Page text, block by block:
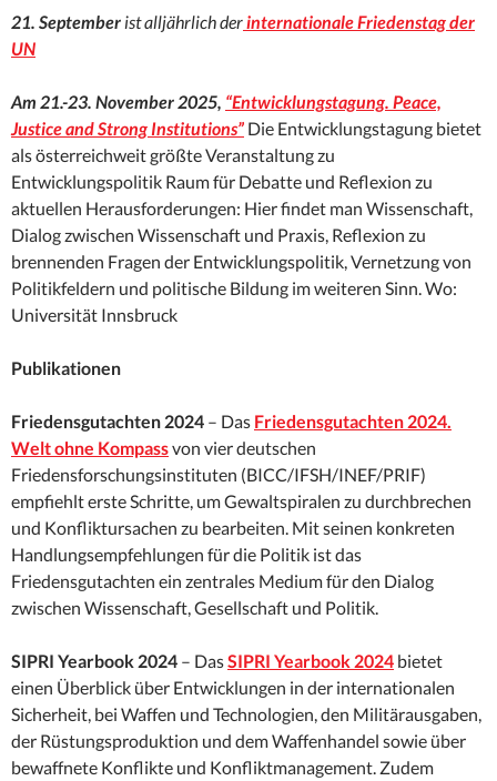
21. September ist alljährlich derinternationale Friedenstag der
UN
Am 21.-23. November 2025, “Entwicklungstagung. Peace,
Justice and Strong Institutions” Die Entwicklungstagung bietet
als österreichweit größte Veranstaltung zu
Entwicklungspolitik Raum für Debatte und Reflexion zu
aktuellen Herausforderungen: Hier findet man Wissenschaft,
Dialog zwischen Wissenschaft und Praxis, Reflexion zu
brennenden Fragen der Entwicklungspolitik, Vernetzung von
Politikfeldern und politische Bildung im weiteren Sinn. Wo:
Universität Innsbruck
Publikationen
Friedensgutachten 2024 – Das Friedensgutachten 2024.
Welt ohne Kompassvon vier deutschen
Friedensforschungsinstituten (BICC/IFSH/INEF/PRIF)
empfiehlt erste Schritte, um Gewaltspiralen zu durchbrechen
und Konfliktursachen zu bearbeiten. Mit seinen konkreten
Handlungsempfehlungen für die Politik ist das
Friedensgutachten ein zentrales Medium für den Dialog
zwischen Wissenschaft, Gesellschaft und Politik.
SIPRI Yearbook 2024 – DasSIPRI Yearbook 2024 bietet
einen Überblick über Entwicklungen in der internationalen
Sicherheit, bei Waffen und Technologien, den Militärausgaben,
der Rüstungsproduktion und dem Waffenhandel sowie über
bewaffnete Konflikte und Konfliktmanagement. Zudem